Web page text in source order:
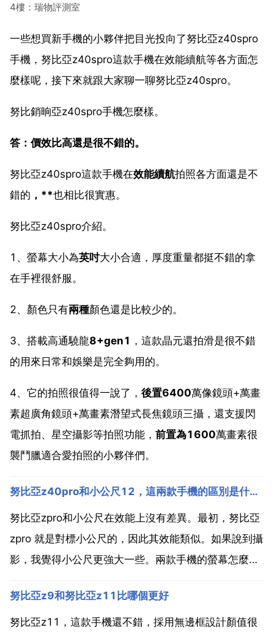
4樓：瑞物評測室
一些想買新手機的小夥伴把目光投向了努比亞z40spro
手機，努比亞z40spro這款手機在效能續航等各方面怎
麼樣呢，接下來就跟大家聊一聊努比亞z40spro。
努比銷晌亞z40spro手機怎麼樣。
答：價效比高還是很不錯的。
努比亞z40spro這款手機在效能續航拍照各方面還是不
錯的 ，**也相比很實惠。
努比亞z40spro介紹。
1、螢幕大小為英吋大小合適，厚度重量都挺不錯的拿
在手裡很舒服。
2、顏色只有兩種顏色還是比較少的。
3、搭載高通驍龍8+gen1 ，這款晶元還拍滑是很不錯
的用來日常和娛樂是完全夠用的。
4、它的拍照很值得一說了， 後置6400萬像鏡頭+萬畫
素超廣角鏡頭+萬畫素潛望式長焦鏡頭三攝，還支援閃
電抓拍、星空攝影等拍照功能， 前置為1600萬畫素很
襲鬥臘適合愛拍照的小夥伴們。
努比亞z40pro和小公尺12，這兩款手機的區別是什麼？
努比亞zpro和小公尺在效能上沒有差異。最初，努比亞
zpro 就是對標小公尺的，因此其效能類似。如果說到攝
影，我覺得小公尺更強大一些。兩款手機的螢幕怎麼
個孔，支援hz螢幕重新整理速度，億種顏色和p寬顏色
範圍， nit峰值亮度，最大對比度。為萬到，背面為...
努比亞z9和努比亞z11比哪個更好
努比亞z11，這款手機還不錯，採用無邊框設計顏值很